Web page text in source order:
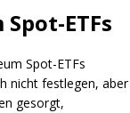
ETFs
Spot-ETFs
nicht festlegen, aber
gesorgt,